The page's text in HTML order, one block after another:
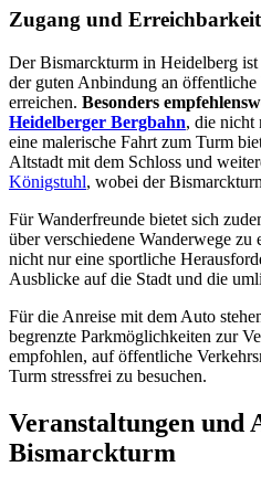
Zugang und Erreichbarkeit
Der Bismarckturm in Heidelberg
der guten Anbindung an
erreichen. Besonders
Heidelberger Bergbahn, die nicht
eine malerische Fahrt zum Turm
Altstadt mit dem Schloss und
Königstuhl, wobei der
Für Wanderfreunde bietet sich
über verschiedene Wanderwege zu
nicht nur eine sportliche
Ausblicke auf die Stadt und die
Für die Anreise mit dem Auto
begrenzte Parkmöglichkeiten zur
empfohlen, auf öffentliche
Turm stressfrei zu besuchen.
Veranstaltungen und
Bismarckturm